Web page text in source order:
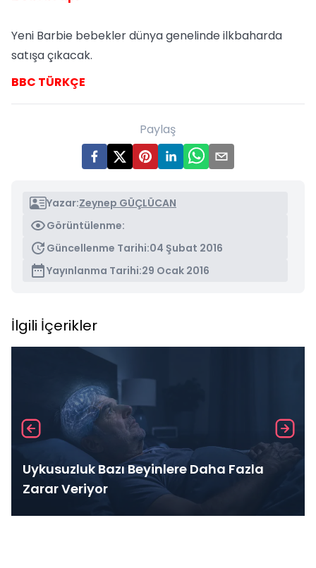
Yeni Barbie bebekler dünya genelinde ilkbaharda
satışa çıkacak.
BBC TÜRKÇE
Paylaş
Yazar:Zeynep GÜÇLÜCAN
Görüntülenme:
Güncellenme Tarihi:04 Şubat 2016
Yayınlanma Tarihi:29 Ocak 2016
İlgili İçerikler
Uykusuzluk Bazı Beyinlere Daha Fazla
Zarar Veriyor